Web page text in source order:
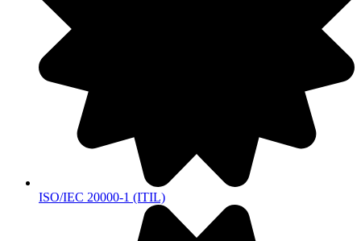
ISO/IEC 20000-1 (ITIL)